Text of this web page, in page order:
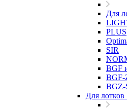
Для
PLUS
SIR
BGF
BGF-
BGZ-
Для